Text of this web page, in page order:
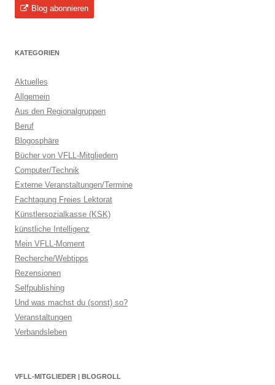
Blog abonnieren
KATEGORIEN
Aktuelles
Allgemein
Aus den Regionalgruppen
Beruf
Blogosphäre
Bücher von VFLL-Mitgliedern
Computer/Technik
Externe Veranstaltungen/Termine
Fachtagung Freies Lektorat
Künstlersozialkasse (KSK)
künstliche Intelligenz
Mein VFLL-Moment
Recherche/Webtipps
Rezensionen
Selfpublishing
Und was machst du (sonst) so?
Veranstaltungen
Verbandsleben
VFLL-MITGLIEDER | BLOGROLL